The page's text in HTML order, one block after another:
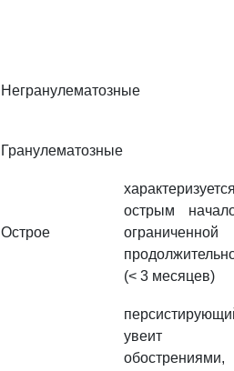
Негранулематозные
Гранулематозные
Острое
острым
ограниченной
(< 3 месяцев)
обострениями,